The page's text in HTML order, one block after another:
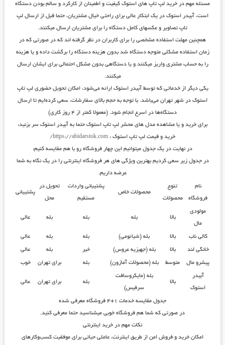
مسئله مهم در خرید لپ تاپ های استوک کیفیت و اطمینان از کارکرد و سالم بودن دستگاه
است، آبیدر استوک در یک ابتکار عالی برای راحتی خیال مشتریان، حتما قبل از ارسال لپ
تاپ تصاویر و عکسهای کامل دستگاه را برای مشتریان ارسال میکنند.
همچنین مهلت استفاده مشخصی را برای کاربران در نظر گرفته اند که در صورتی که در
زمان استفاده مشکلی متوجه دستگاه شد بدون هزینه دستگاه را برگشت داده و یا هزینه
را به حساب مشتری واریز میکنند و یا دستگاهی بدون مشکل احتمالی برای ایشان ارسال
میکنند.
یکی دیگر از خدماتی که توسط آبیدر استوک ارائه می‌شود، امکان تحویل حضوری لپ تاپ
استوک در شهر تهران می‌باشد. با توجه به حجم بالای سفارشات، سعی کرده‌ایم تا ارسال
دستگاه‌ها در اسرع انجام شود. (معمولا کمتر از ۴ روز کاری)
برای خرید و یا مشاهده مدل های محشر لپ تاپ استوک حتما به آبیدر استوک سر بزنید:
خرید و قیمت لپ تاپ استوک:
https://abidarstok.com/
در نهایت در یک جدول میتوانیم این چهار فروشگاه رو با هم مقایسه کنیم:
در جدول زیر سعی کردیم بهترین ویژگی های هر فروشگاه اینترنتی را در یک نگاه به شما
عرضه داریم.
نام
فروشگاه
تنوع
محصولات
محصولات خاص
پشتیبانی واردات
مستقیم
تحویل در
محل
پشتیبانی
مولودی
مال
بالا بله بله بله عالی
کالی ناب بالا بله (شیائومی) بله بله عالی
خانگی لند بالا بله (جهیزیه عروس) خیر بله عالی
پیشرو مال متوسط بله (محصولات آمازون) بله برای تهران خوب
آبیدر
استوک
بالا
بله (مایکروسافت
سرفیس)
بله برای تهران عالی
جدول مقایسه خدمات ۱+۴ فروشگاه معرفی شده
در صورتی که شما هم فروشگاه خوبی میشناسید حتما معرفی کنید.
نکات مهم در خرید اینترنتی
امکان خرید و فروش امن از طریق اینترنت، عاملی حیاتی برای موفقیت کسب‌وکارهای